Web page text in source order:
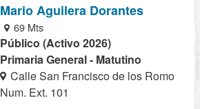
Mario Aguilera Dorantes
69 Mts
Público (Activo 2026)
Primaria General - Matutino
Calle San Francisco de los Romo
Num. Ext. 101